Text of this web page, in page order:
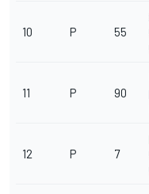
10 P 55
11 P 90
12 P 7